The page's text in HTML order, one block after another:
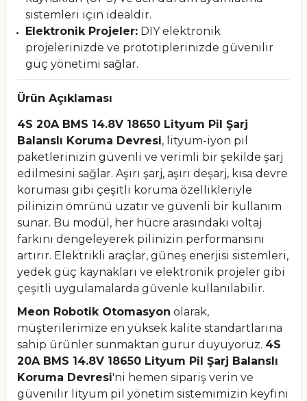
sistemleri için idealdir.
Elektronik Projeler: DIY elektronik
projelerinizde ve prototiplerinizde güvenilir
güç yönetimi sağlar.
Ürün Açıklaması
4S 20A BMS 14.8V 18650 Lityum Pil Şarj
Balanslı Koruma Devresi, lityum-iyon pil
paketlerinizin güvenli ve verimli bir şekilde şarj
edilmesini sağlar. Aşırı şarj, aşırı deşarj, kısa devre
koruması gibi çeşitli koruma özellikleriyle
pilinizin ömrünü uzatır ve güvenli bir kullanım
sunar. Bu modül, her hücre arasındaki voltaj
farkını dengeleyerek pilinizin performansını
artırır. Elektrikli araçlar, güneş enerjisi sistemleri,
yedek güç kaynakları ve elektronik projeler gibi
çeşitli uygulamalarda güvenle kullanılabilir.
Meon Robotik Otomasyon olarak,
müşterilerimize en yüksek kalite standartlarına
sahip ürünler sunmaktan gurur duyuyoruz. 4S
20A BMS 14.8V 18650 Lityum Pil Şarj Balanslı
Koruma Devresi'ni hemen sipariş verin ve
güvenilir lityum pil yönetim sistemimizin keyfini